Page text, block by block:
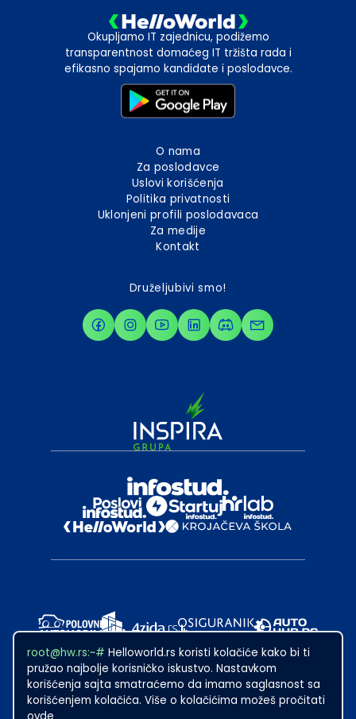
root@hw.rs:~# Helloworld.rs koristi kolačiće kako bi ti
pružao najbolje korisničko iskustvo. Nastavkom
korišćenja sajta smatraćemo da imamo saglasnost sa
korišćenjem kolačića. Više o kolačićima možeš pročitati
Okupljamo IT zajednicu, podižemo
transparentnost domaćeg IT tržišta rada i
efikasno spajamo kandidate i poslodavce.
O nama
Za poslodavce
Uslovi korišćenja
Politika privatnosti
Uklonjeni profili poslodavaca
Za medije
Kontakt
Druželjubivi smo!